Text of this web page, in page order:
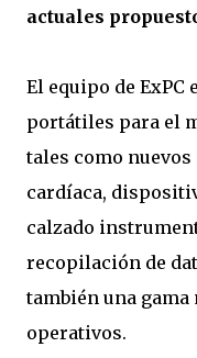
actuales
El equipo de
portátiles para el
tales como
cardíaca,
calzado
recopilación de
también una
operativos.